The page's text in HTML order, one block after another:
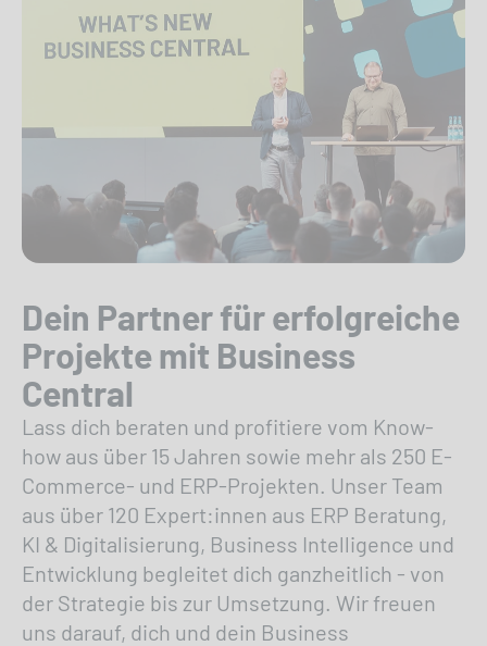
Dein Partner für erfolgreiche
Projekte mit Business
Central
Lass dich beraten und profitiere vom Know-
how aus über 15 Jahren sowie mehr als 250 E-
Commerce- und ERP-Projekten. Unser Team
aus über 120 Expert:innen aus ERP Beratung,
KI & Digitalisierung, Business Intelligence und
Entwicklung begleitet dich ganzheitlich - von
der Strategie bis zur Umsetzung. Wir freuen
uns darauf, dich und dein Business